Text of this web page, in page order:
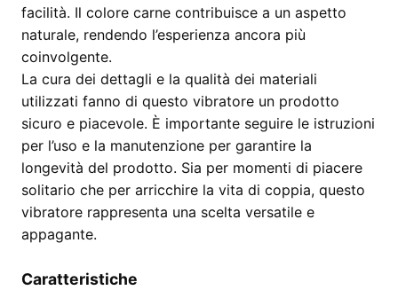
facilità. Il colore carne contribuisce a un aspetto
naturale, rendendo l’esperienza ancora più
coinvolgente.
La cura dei dettagli e la qualità dei materiali
utilizzati fanno di questo vibratore un prodotto
sicuro e piacevole. È importante seguire le istruzioni
per l’uso e la manutenzione per garantire la
longevità del prodotto. Sia per momenti di piacere
solitario che per arricchire la vita di coppia, questo
vibratore rappresenta una scelta versatile e
appagante.
Caratteristiche